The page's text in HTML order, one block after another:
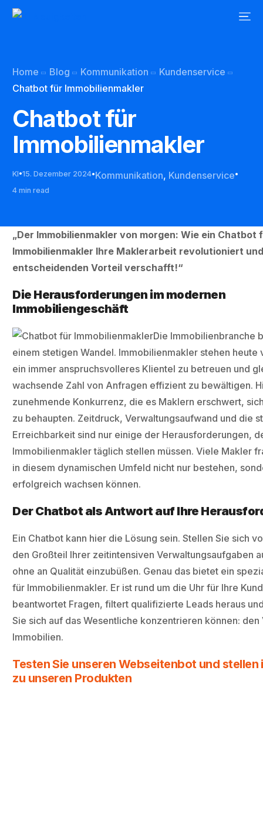
Home Blog Kommunikation
Kundenservice
Chatbot für Immobilienmakler
Chatbot für
Immobilienmakler
KI 15. Dezember 2024 Kommunikation, Kundenservice
4 min read
„Der Immobilienmakler von morgen: Wie ein Chatbot
Immobilienmakler Ihre Maklerarbeit revolutioniert
entscheidenden Vorteil verschafft!“
Die Herausforderungen im modernen
Immobiliengeschäft
Die Immobilienbranche
einem stetigen Wandel. Immobilienmakler stehen
ein immer anspruchsvolleres Klientel zu betreuen und
wachsende Zahl von Anfragen effizient zu bewältigen.
zunehmende Konkurrenz, die es Maklern erschwert,
zu behaupten. Zeitdruck, Verwaltungsaufwand und die
Erreichbarkeit sind nur einige der Herausforderungen,
Immobilienmakler täglich stellen müssen. Viele Makler
in diesem dynamischen Umfeld nicht nur bestehen,
erfolgreich wachsen können.
Der Chatbot als Antwort auf Ihre
Ein Chatbot kann hier die Lösung sein. Stellen Sie sich
den Großteil Ihrer zeitintensiven Verwaltungsaufgaben
ohne an Qualität einzubüßen. Genau das bietet ein
für Immobilienmakler. Er ist rund um die Uhr für Ihre
beantwortet Fragen, filtert qualifizierte Leads heraus
Sie sich auf das Wesentliche konzentrieren können: den
Immobilien.
Testen Sie unseren Webseitenbot und stellen
zu unseren Produkten